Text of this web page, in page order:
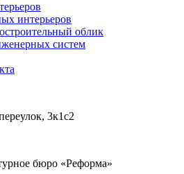
интерьеров
облик
систем
3к1с2
бюро «Реформа»